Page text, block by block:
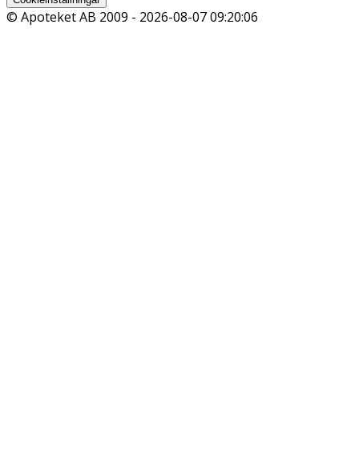
© Apoteket AB 2009 - 2026-08-07 09:20:06